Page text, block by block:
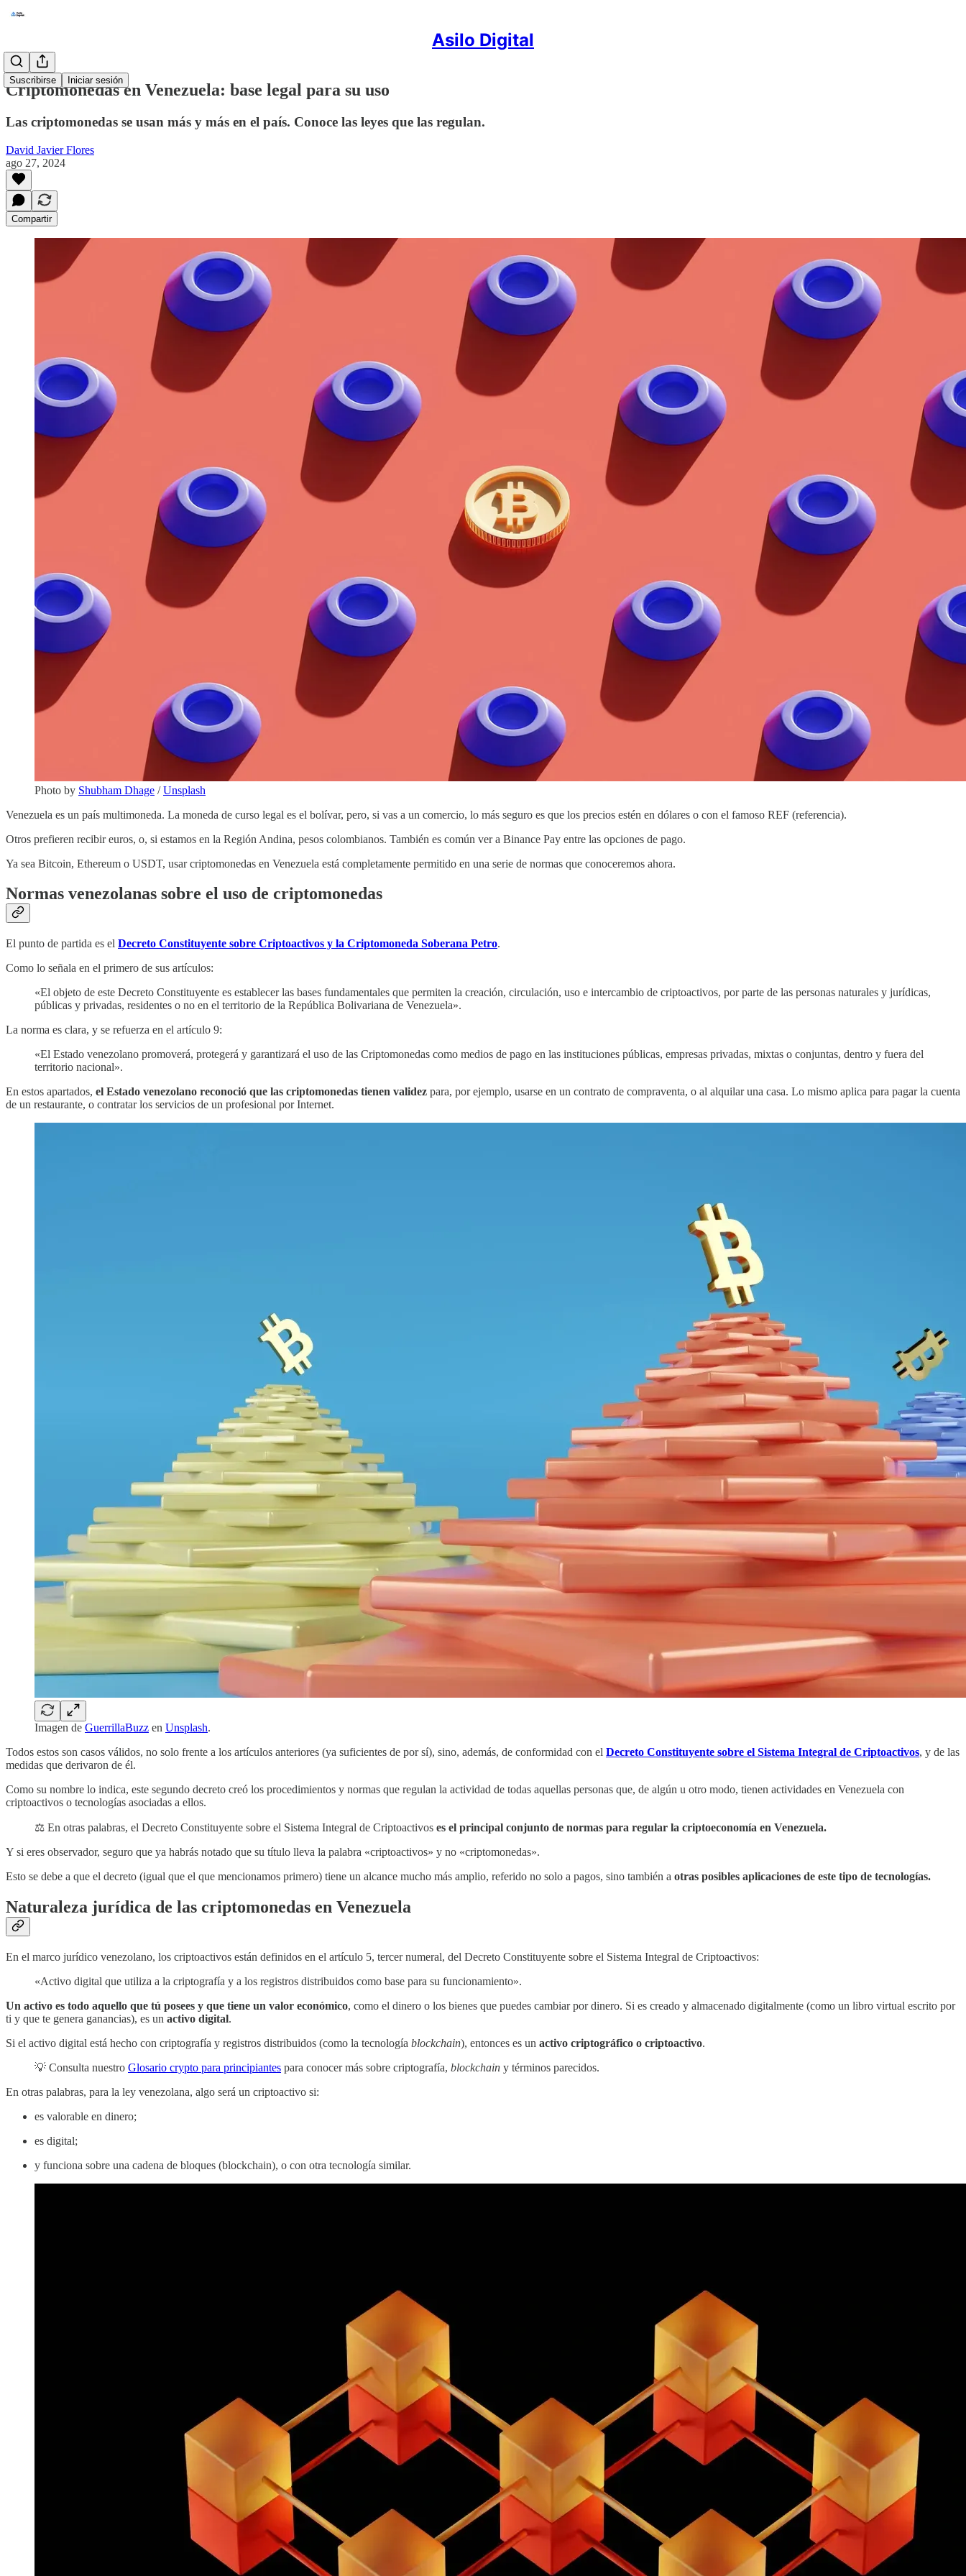
Asilo Digital
Suscribirse Iniciar sesión
Criptomonedas en Venezuela: base legal para su uso
Las criptomonedas se usan más y más en el país. Conoce las leyes que las regulan.
David Javier Flores
ago 27, 2024
Compartir
Photo by Shubham Dhage /Unsplash
Venezuela es un país multimoneda. La moneda de curso legal es el bolívar, pero, si vas a un comercio, lo más seguro es que los precios estén en dólares o con el famoso REF (referencia).
Otros prefieren recibir euros, o, si estamos en la Región Andina, pesos colombianos. También es común ver a Binance Pay entre las opciones de pago.
Ya sea Bitcoin, Ethereum o USDT, usar criptomonedas en Venezuela está completamente permitido en una serie de normas que conoceremos ahora.
Normas venezolanas sobre el uso de criptomonedas
El punto de partida es el Decreto Constituyente sobre Criptoactivos y la Criptomoneda Soberana Petro.
Como lo señala en el primero de sus artículos:
«El objeto de este Decreto Constituyente es establecer las bases fundamentales que permiten la creación, circulación, uso e intercambio de criptoactivos, por parte de las personas naturales y jurídicas,
públicas y privadas, residentes o no en el territorio de la República Bolivariana de Venezuela».
La norma es clara, y se refuerza en el artículo 9:
«El Estado venezolano promoverá, protegerá y garantizará el uso de las Criptomonedas como medios de pago en las instituciones públicas, empresas privadas, mixtas o conjuntas, dentro y fuera del
territorio nacional».
En estos apartados, el Estado venezolano reconoció que las criptomonedas tienen validez para, por ejemplo, usarse en un contrato de compraventa, o al alquilar una casa. Lo mismo aplica para pagar la cuenta
de un restaurante, o contratar los servicios de un profesional por Internet.
Imagen de GuerrillaBuzz en Unsplash.
Todos estos son casos válidos, no solo frente a los artículos anteriores (ya suficientes de por sí), sino, además, de conformidad con el Decreto Constituyente sobre el Sistema Integral de Criptoactivos, y de las
medidas que derivaron de él.
Como su nombre lo indica, este segundo decreto creó los procedimientos y normas que regulan la actividad de todas aquellas personas que, de algún u otro modo, tienen actividades en Venezuela con
criptoactivos o tecnologías asociadas a ellos.
⚖️ En otras palabras, el Decreto Constituyente sobre el Sistema Integral de Criptoactivos es el principal conjunto de normas para regular la criptoeconomía en Venezuela.
Y si eres observador, seguro que ya habrás notado que su título lleva la palabra «criptoactivos» y no «criptomonedas».
Esto se debe a que el decreto (igual que el que mencionamos primero) tiene un alcance mucho más amplio, referido no solo a pagos, sino también a otras posibles aplicaciones de este tipo de tecnologías.
Naturaleza jurídica de las criptomonedas en Venezuela
En el marco jurídico venezolano, los criptoactivos están definidos en el artículo 5, tercer numeral, del Decreto Constituyente sobre el Sistema Integral de Criptoactivos:
«Activo digital que utiliza a la criptografía y a los registros distribuidos como base para su funcionamiento».
Un activo es todo aquello que tú posees y que tiene un valor económico, como el dinero o los bienes que puedes cambiar por dinero. Si es creado y almacenado digitalmente (como un libro virtual escrito por
ti y que te genera ganancias), es un activo digital.
Si el activo digital está hecho con criptografía y registros distribuidos (como la tecnología blockchain), entonces es un activo criptográfico o criptoactivo.
💡 Consulta nuestro Glosario crypto para principiantes para conocer más sobre criptografía, blockchain y términos parecidos.
En otras palabras, para la ley venezolana, algo será un criptoactivo si:
es valorable en dinero;
es digital;
y funciona sobre una cadena de bloques (blockchain), o con otra tecnología similar.